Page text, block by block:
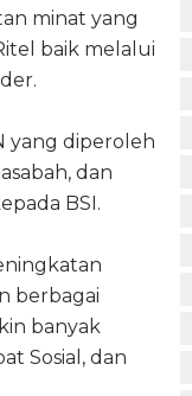
minat yang
baik melalui
yang diperoleh
dan
BSI.
berbagai
banyak
Sosial, dan